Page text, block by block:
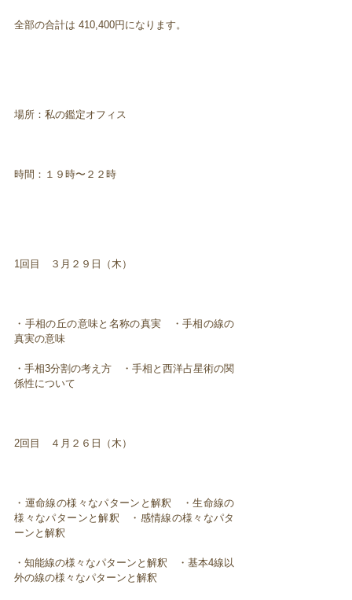
全部の合計は 410,400円になります。
場所：私の鑑定オフィス
時間：１９時〜２２時
1回目 ３月２９日（木）
・手相の丘の意味と名称の真実 ・手相の線の
真実の意味
・手相3分割の考え方 ・手相と西洋占星術の関
係性について
2回目 ４月２６日（木）
・運命線の様々なパターンと解釈 ・生命線の
様々なパターンと解釈 ・感情線の様々なパタ
ーンと解釈
・知能線の様々なパターンと解釈 ・基本4線以
外の線の様々なパターンと解釈